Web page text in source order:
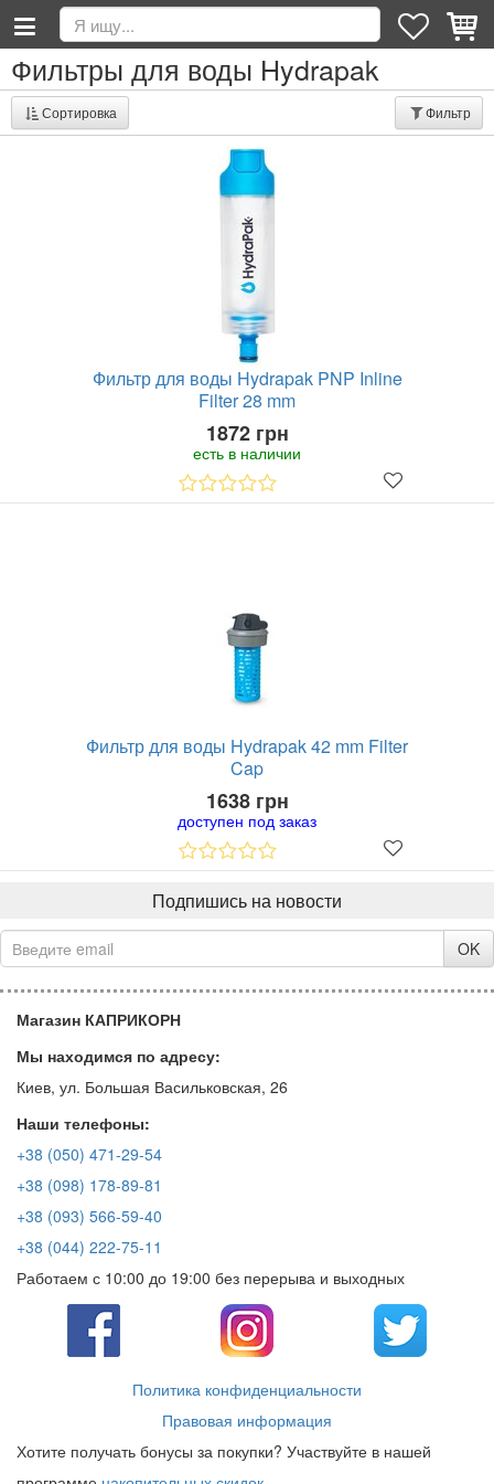
Фильтры для воды Hydrapak
Сортировка Фильтр
Фильтр для воды Hydrapak PNP Inline
Filter 28 mm
1872 грн
есть в наличии
Фильтр для воды Hydrapak 42 mm Filter
Cap
1638 грн
доступен под заказ
Подпишись на новости
OK
Магазин КАПРИКОРН
Мы находимся по адресу:
Киев, ул. Большая Васильковская, 26
Наши телефоны:
+38 (050) 471-29-54
+38 (098) 178-89-81
+38 (093) 566-59-40
+38 (044) 222-75-11
Работаем с 10:00 до 19:00 без перерыва и выходных
Политика конфиденциальности
Правовая информация
Хотите получать бонусы за покупки? Участвуйте в нашей